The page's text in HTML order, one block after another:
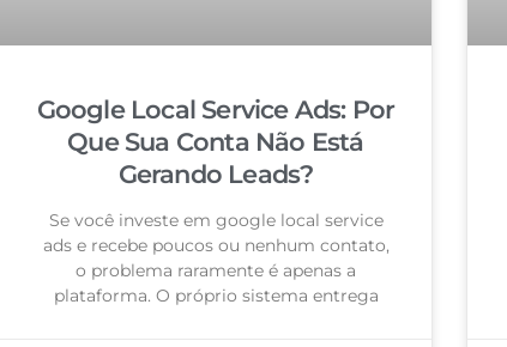
Google Local Service Ads: Por
Que Sua Conta Não Está
Gerando Leads?
Se você investe em google local service
ads e recebe poucos ou nenhum contato,
o problema raramente é apenas a
plataforma. O próprio sistema entrega